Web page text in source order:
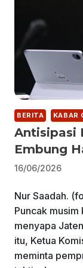
BERITA KABAR
Antisipasi
Embung
16/06/2026
Nur Saadah.
Puncak
menyapa
itu, Ketua
meminta